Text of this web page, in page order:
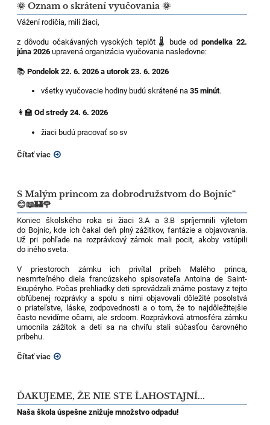
🌞 Oznam o skrátení vyučovania 🌞
Vážení rodičia, milí žiaci,
z dôvodu očakávaných vysokých teplôt 🌡️ bude odpondelka 22.
júna 2026 upravená organizácia vyučovania nasledovne:
📚Pondelok 22. 6. 2026 a utorok 23. 6. 2026
všetky vyučovacie hodiny budú skrátené na35 minút.
👩‍🏫Od stredy 24. 6. 2026
žiaci budú pracovať so sv
Čítať viac
S Malým princom za dobrodružstvom do Bojníc“
😊📖🏰🌹
Koniec školského roka si žiaci 3.A a 3.B spríjemnili výletom
do Bojníc, kde ich čakal deň plný zážitkov, fantázie a objavovania.
Už pri pohľade na rozprávkový zámok mali pocit, akoby vstúpili
do iného sveta.
V priestoroch zámku ich privítal príbeh Malého princa,
nesmrteľného diela francúzskeho spisovateľa Antoina de Saint-
Exupéryho. Počas prehliadky deti sprevádzali známe postavy z tejto
obľúbenej rozprávky a spolu s nimi objavovali dôležité posolstvá
o priateľstve, láske, zodpovednosti a o tom, že to najdôležitejšie
často nevidíme očami, ale srdcom. Rozprávková atmosféra zámku
umocnila zážitok a deti sa na chvíľu stali súčasťou čarovného
príbehu.
Čítať viac
ĎAKUJEME, ŽE NIE STE ĽAHOSTAJNÍ...
Naša škola úspešne znižuje množstvo odpadu!